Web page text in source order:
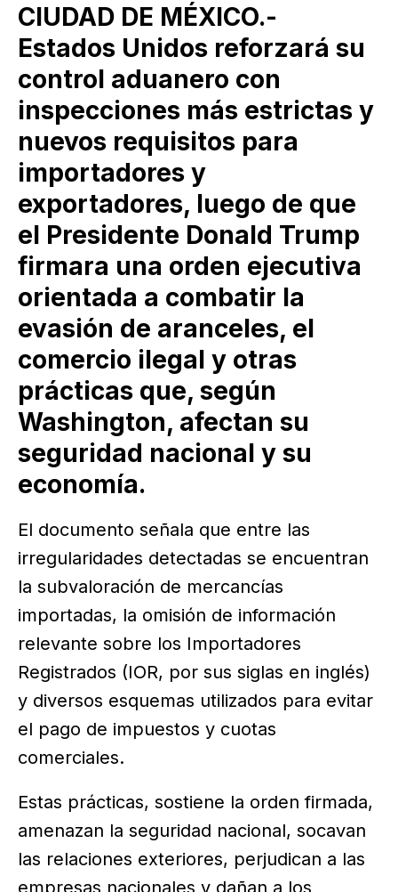
CIUDAD DE MÉXICO.-
Estados Unidos reforzará su
control aduanero con
inspecciones más estrictas y
nuevos requisitos para
importadores y
exportadores, luego de que
el Presidente Donald Trump
firmara una orden ejecutiva
orientada a combatir la
evasión de aranceles, el
comercio ilegal y otras
prácticas que, según
Washington, afectan su
seguridad nacional y su
economía.
El documento señala que entre las
irregularidades detectadas se encuentran
la subvaloración de mercancías
importadas, la omisión de información
relevante sobre los Importadores
Registrados (IOR, por sus siglas en inglés)
y diversos esquemas utilizados para evitar
el pago de impuestos y cuotas
comerciales.
Estas prácticas, sostiene la orden firmada,
amenazan la seguridad nacional, socavan
las relaciones exteriores, perjudican a las
empresas nacionales y dañan a los